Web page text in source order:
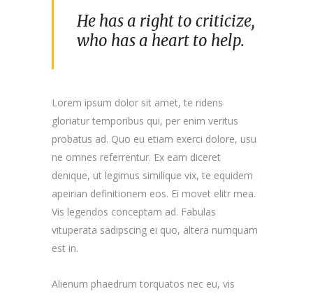
He has a right to criticize,
who has a heart to help.
Lorem ipsum dolor sit amet, te ridens
gloriatur temporibus qui, per enim veritus
probatus ad. Quo eu etiam exerci dolore, usu
ne omnes referrentur. Ex eam diceret
denique, ut legimus similique vix, te equidem
apeirian definitionem eos. Ei movet elitr mea.
Vis legendos conceptam ad. Fabulas
vituperata sadipscing ei quo, altera numquam
est in.
Alienum phaedrum torquatos nec eu, vis